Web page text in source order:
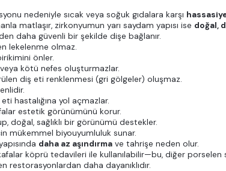
nedeniyle sıcak veya soğuk gıdalara karşı
matlaşır, zirkonyumun yarı saydam yapısı ise doğal,
daha güvenli bir şekilde dişe bağlanır.
lekelenme olmaz.
önler.
kötü nefes oluşturmazlar.
diş eti renklenmesi (gri gölgeler) oluşmaz.
hastalığına yol açmazlar.
estetik görünümünü korur.
doğal, sağlıklı bir görünümü destekler.
mükemmel biyouyumluluk sunar.
daha az aşındırma ve tahrişe neden olur.
köprü tedavileri ile kullanılabilir—bu, diğer
daha dayanıklıdır.